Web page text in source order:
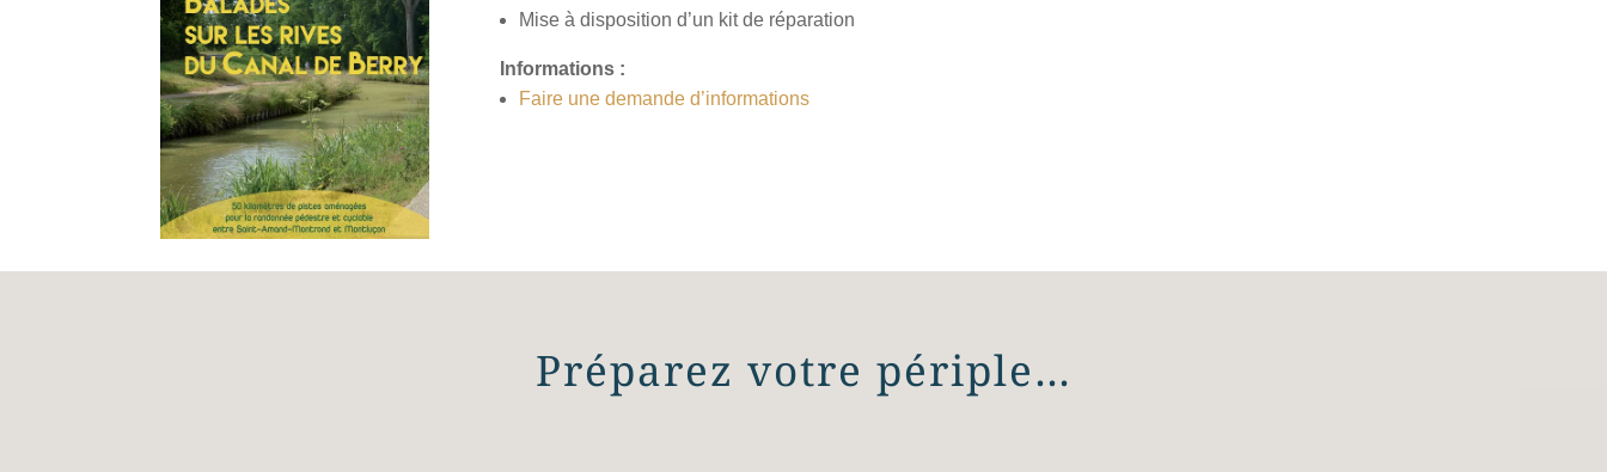
Mise à disposition d’un kit de réparation
Informations :
Faire une demande d’informations
Préparez votre périple…